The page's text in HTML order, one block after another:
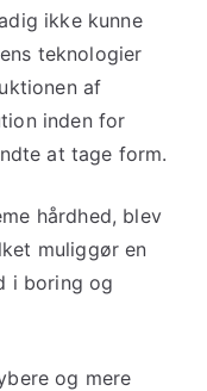
ikke kunne
teknologier
af
inden for
at tage form.
hårdhed, blev
muliggør en
i boring og
og mere